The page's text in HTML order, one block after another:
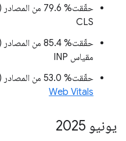
حقّقت% 79.6 من المصادر (
CLS
حقّقت% 85.4 من المصادر (
مقياس INP
حقّقت% 53.0 من المصادر (
Web Vitals
يونيو 2025